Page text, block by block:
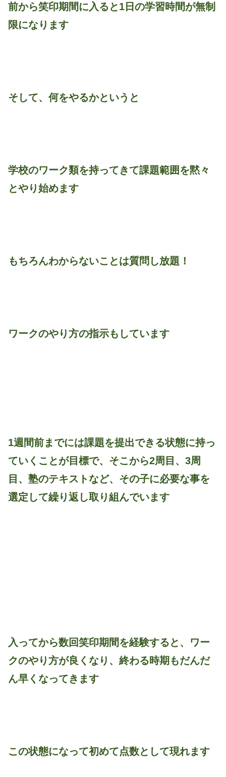
前から笑印期間に入ると1日の学習時間が無制
限になります
そして、何をやるかというと
学校のワーク類を持ってきて課題範囲を黙々
とやり始めます
もちろんわからないことは質問し放題！
ワークのやり方の指示もしています
1週間前までには課題を提出できる状態に持っ
ていくことが目標で、そこから2周目、3周
目、塾のテキストなど、その子に必要な事を
選定して繰り返し取り組んでいます
入ってから数回笑印期間を経験すると、ワー
クのやり方が良くなり、終わる時期もだんだ
ん早くなってきます
この状態になって初めて点数として現れます